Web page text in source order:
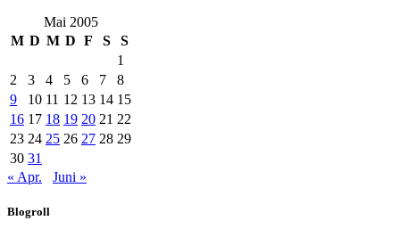
Mai 2005
M D M D F S
S
1
2
3 4 5 6 7
8
9
10 11 12 13 14 15
16 17 18 19 20 21 22
23 24 25 26 27 28 29
30 31
« Apr.
Juni »
Blogroll